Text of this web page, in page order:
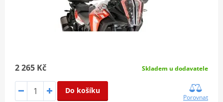
2 265 Kč Skladem u dodavatele
Do košíku
Porovnat